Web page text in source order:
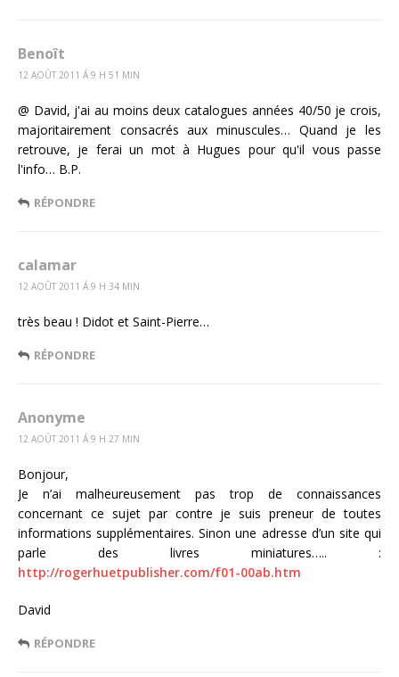
Benoît
12 AOÛT 2011 Á 9 H 51 MIN
@ David, j'ai au moins deux catalogues années 40/50 je crois,
majoritairement consacrés aux minuscules… Quand je les
retrouve, je ferai un mot à Hugues pour qu'il vous passe
l'info… B.P.
RÉPONDRE
calamar
12 AOÛT 2011 Á 9 H 34 MIN
très beau ! Didot et Saint-Pierre…
RÉPONDRE
Anonyme
12 AOÛT 2011 Á 9 H 27 MIN
Bonjour,
Je n’ai malheureusement pas trop de connaissances
concernant ce sujet par contre je suis preneur de toutes
informations supplémentaires. Sinon une adresse d’un site qui
parle des livres miniatures….. :
http://rogerhuetpublisher.com/f01-00ab.htm
David
RÉPONDRE